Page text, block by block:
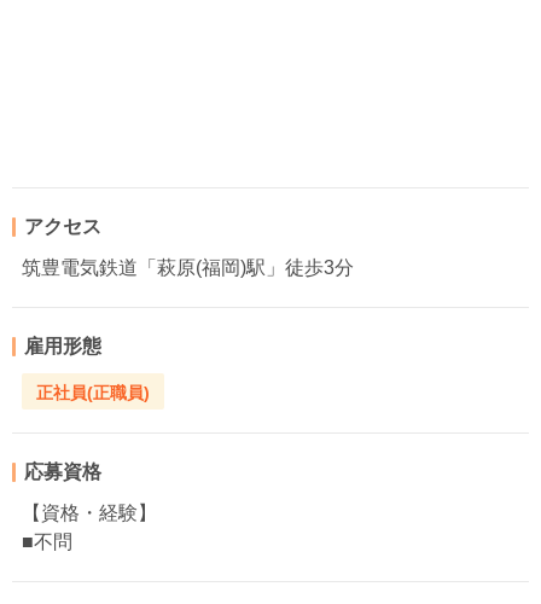
アクセス
筑豊電気鉄道「萩原(福岡)駅」徒歩3分
雇用形態
正社員(正職員)
応募資格
【資格・経験】
■不問